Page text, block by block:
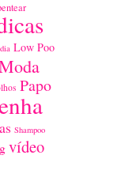
Low Poo
Papo
Shampoo
vídeo